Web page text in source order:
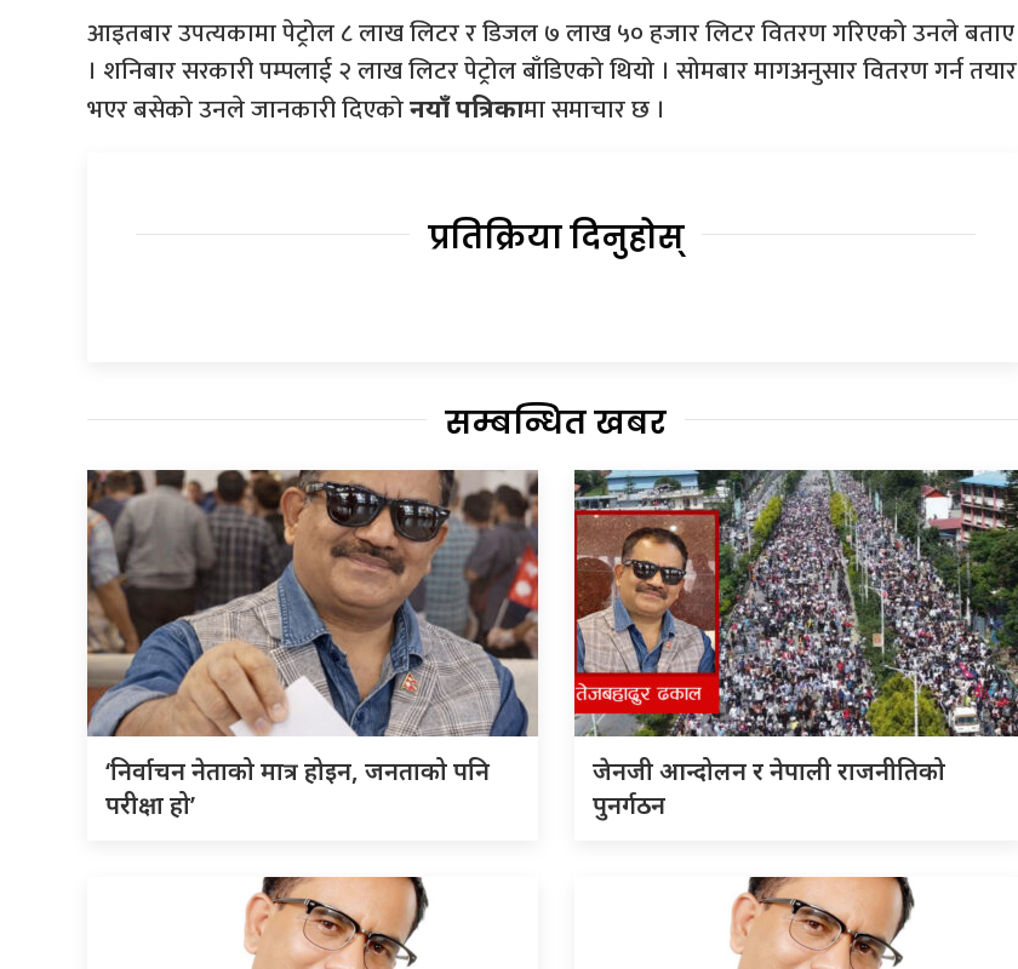
आइतबार उपत्यकामा पेट्रोल ८ लाख लिटर र डिजल ७ लाख ५० हजार लिटर वितरण गरिएको उनले बताए
। शनिबार सरकारी पम्पलाई २ लाख लिटर पेट्रोल बाँडिएको थियो । सोमबार मागअनुसार वितरण गर्न तयार
भएर बसेको उनले जानकारी दिएकोनयाँ पत्रिकामा समाचार छ ।
प्रतिक्रिया दिनुहोस्
सम्बन्धित खबर
‘निर्वाचन नेताको मात्र होइन, जनताको पनि
परीक्षा हो’
जेनजी आन्दोलन र नेपाली राजनीतिको
पुनर्गठन